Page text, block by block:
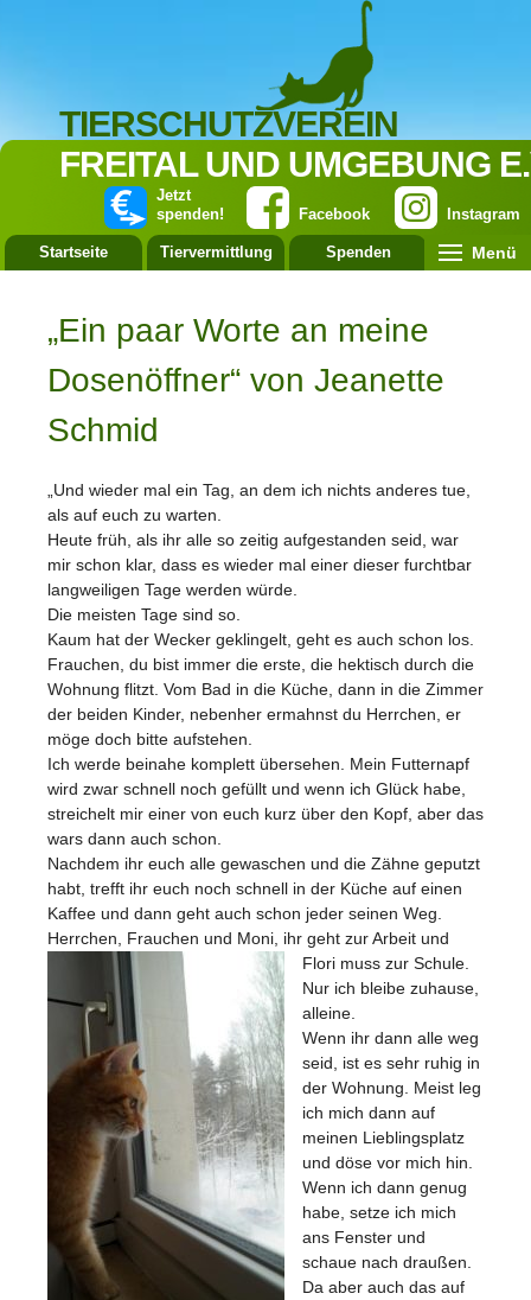
TIERSCHUTZVEREIN
FREITAL UND UMGEBUNG
Instagram
Facebook
Jetzt
spenden!
Startseite Tiervermittlung Spenden Menü
„Ein paar Worte an meine
Dosenöffner“ von Jeanette
Schmid
„Und wieder mal ein Tag, an dem ich nichts anderes tue,
als auf euch zu warten.
Heute früh, als ihr alle so zeitig aufgestanden seid, war
mir schon klar, dass es wieder mal einer dieser furchtbar
langweiligen Tage werden würde.
Die meisten Tage sind so.
Kaum hat der Wecker geklingelt, geht es auch schon los.
Frauchen, du bist immer die erste, die hektisch durch die
Wohnung flitzt. Vom Bad in die Küche, dann in die Zimmer
der beiden Kinder, nebenher ermahnst du Herrchen, er
möge doch bitte aufstehen.
Ich werde beinahe komplett übersehen. Mein Futternapf
wird zwar schnell noch gefüllt und wenn ich Glück habe,
streichelt mir einer von euch kurz über den Kopf, aber das
wars dann auch schon.
Nachdem ihr euch alle gewaschen und die Zähne geputzt
habt, trefft ihr euch noch schnell in der Küche auf einen
Kaffee und dann geht auch schon jeder seinen Weg.
Herrchen, Frauchen und Moni, ihr geht zur Arbeit und
Flori muss zur Schule.
Nur ich bleibe zuhause,
alleine.
Wenn ihr dann alle weg
seid, ist es sehr ruhig in
der Wohnung. Meist leg
ich mich dann auf
meinen Lieblingsplatz
und döse vor mich hin.
Wenn ich dann genug
habe, setze ich mich
ans Fenster und
schaue nach draußen.
Da aber auch das auf